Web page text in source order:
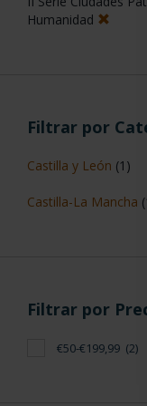
Humanidad
Filtrar por
Castilla y León (1)
Castilla-La Mancha
Filtrar por
€50-€199,99 (2)